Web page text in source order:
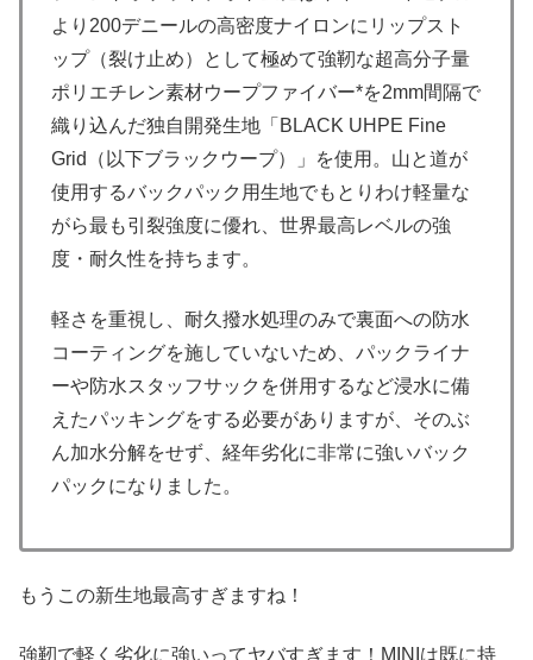
より200デニールの高密度ナイロンにリップスト
ップ（裂け止め）として極めて強靭な超高分子量
ポリエチレン素材ウープファイバー*を2mm間隔で
織り込んだ独自開発生地「BLACK UHPE Fine
Grid（以下ブラックウープ）」を使用。山と道が
使用するバックパック用生地でもとりわけ軽量な
がら最も引裂強度に優れ、世界最高レベルの強
度・耐久性を持ちます。
軽さを重視し、耐久撥水処理のみで裏面への防水
コーティングを施していないため、パックライナ
ーや防水スタッフサックを併用するなど浸水に備
えたパッキングをする必要がありますが、そのぶ
ん加水分解をせず、経年劣化に非常に強いバック
パックになりました。
もうこの新生地最高すぎますね！
強靭で軽く劣化に強いってヤバすぎます！MINIは既に持